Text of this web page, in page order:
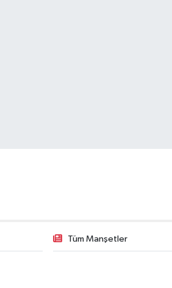
Tüm Manşetler